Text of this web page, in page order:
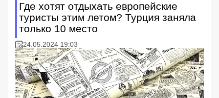
Где хотят отдыхать европейские
туристы этим летом? Турция заняла
только 10 место
24.05.2024 19:03